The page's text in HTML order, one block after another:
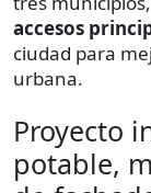
accesos
ciudad para
urbana.
Proyecto
potable,